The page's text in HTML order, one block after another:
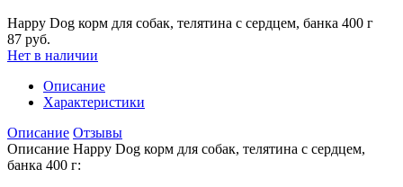
Happy Dog корм для собак, телятина с сердцем, банка 400 г
87 руб.
Нет в наличии
Описание
Характеристики
Описание Отзывы
Описание Happy Dog корм для собак, телятина с сердцем,
банка 400 г: